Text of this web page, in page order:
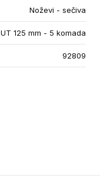
Noževi - sečiva
125 mm - 5 komada
92809